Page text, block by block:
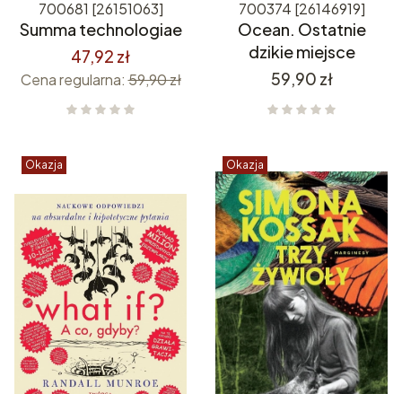
700681 [26151063]
Summa technologiae
47,92 zł
Cena regularna: 59,90 zł
700374 [26146919]
Ocean. Ostatnie
dzikie miejsce
Cena
59,90 zł
Okazja Okazja